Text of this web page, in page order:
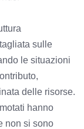
sulle
le situazioni
delle risorse.
hanno
non si sono